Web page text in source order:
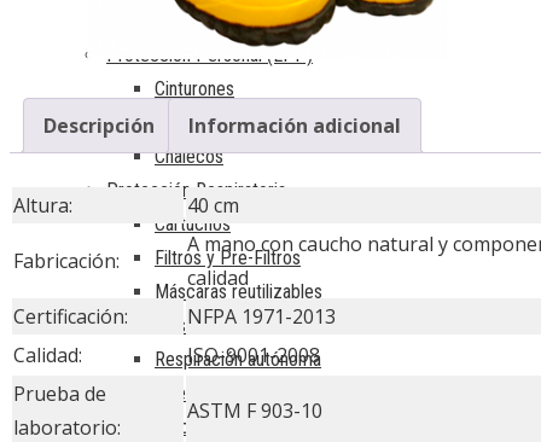
Trajes de bombero
Protección Personal (EPP)
Cinturones
Fajas
Chalecos
Protección Respiratoria
Cartuchos
Filtros y Pre-Filtros
Máscaras reutilizables
Mascarillas desechables
Respiración autónoma
Trabajos en altura
Amortiguadores de caída
Descripción Información adicional
Altura: 40 cm
Fabricación:
A mano con caucho natural y
calidad
Certificación:
NFPA 1971-2013
Calidad:
ISO-9001-2008
Prueba de
laboratorio:
ASTM F 903-10